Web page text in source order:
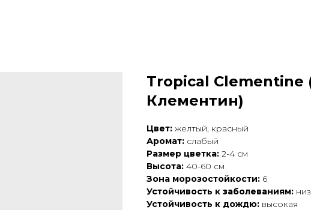
Tropical Clementine
Клементин)
Цвет: желтый, красный
Аромат: слабый
Размер цветка: 2-4 см
Высота: 40-60 см
Зона морозостойкости: 6
Устойчивость к заболеваниям:
Устойчивость к дождю: высокая